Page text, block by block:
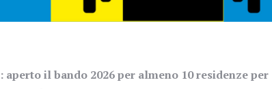
il bando 2026 per almeno 10 residenze per